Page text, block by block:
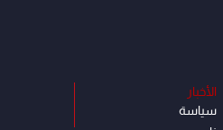
الأخبار
سياسة